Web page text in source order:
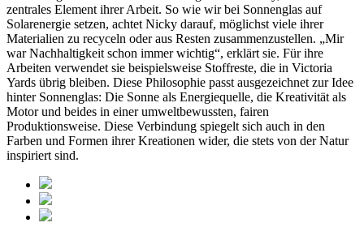
zentrales Element ihrer Arbeit. So wie wir bei Sonnenglas auf
Solarenergie setzen, achtet Nicky darauf, möglichst viele ihrer
Materialien zu recyceln oder aus Resten zusammenzustellen. „Mir
war Nachhaltigkeit schon immer wichtig“, erklärt sie. Für ihre
Arbeiten verwendet sie beispielsweise Stoffreste, die in Victoria
Yards übrig bleiben. Diese Philosophie passt ausgezeichnet zur Idee
hinter Sonnenglas: Die Sonne als Energiequelle, die Kreativität als
Motor und beides in einer umweltbewussten, fairen
Produktionsweise. Diese Verbindung spiegelt sich auch in den
Farben und Formen ihrer Kreationen wider, die stets von der Natur
inspiriert sind.